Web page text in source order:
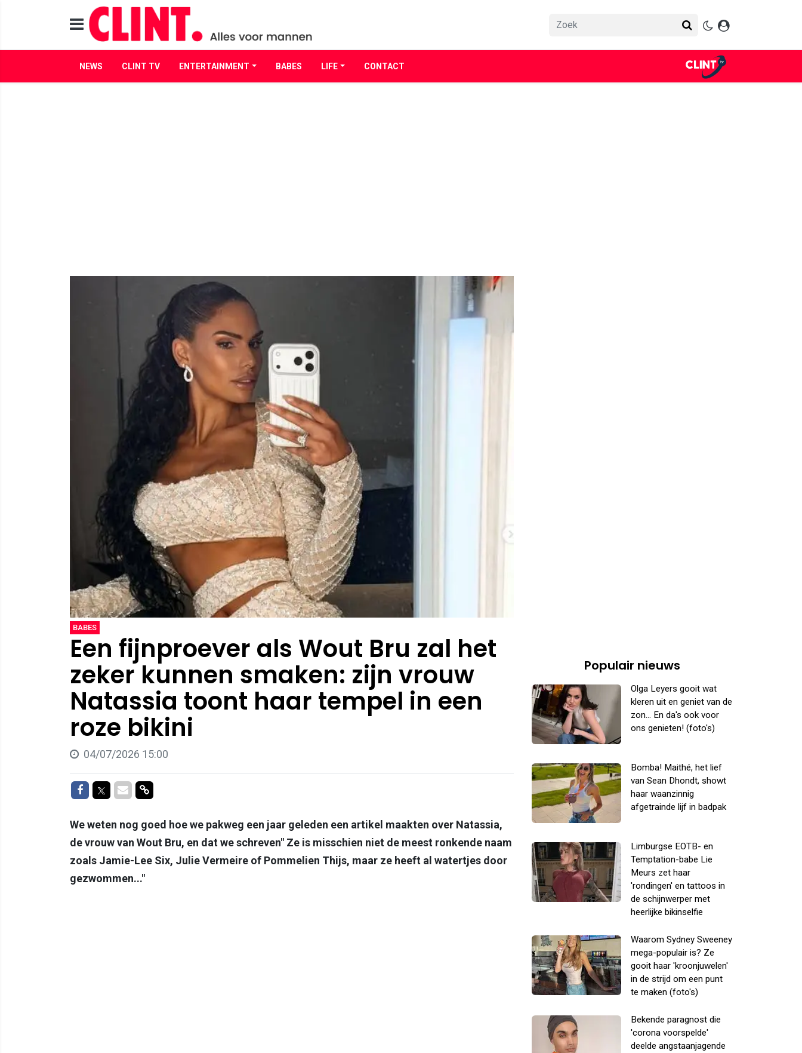
NEWS CLINT TV ENTERTAINMENT BABES LIFE CONTACT
BABES
Een fijnproever als Wout Bru zal het
zeker kunnen smaken: zijn vrouw
Natassia toont haar tempel in een
roze bikini
04/07/2026 15:00
Delen op Facebook
Delen op Twitter
Delen via Mail
Delen via link
We weten nog goed hoe we pakweg een jaar geleden een artikel maakten over Natassia,
de vrouw van Wout Bru, en dat we schreven" Ze is misschien niet de meest ronkende naam
zoals Jamie-Lee Six, Julie Vermeire of Pommelien Thijs, maar ze heeft al watertjes door
gezwommen..."
Populair nieuws
Olga Leyers gooit wat
kleren uit en geniet van de
zon... En da's ook voor
ons genieten! (foto's)
Bomba! Maithé, het lief
van Sean Dhondt, showt
haar waanzinnig
afgetrainde lijf in badpak
Limburgse EOTB- en
Temptation-babe Lie
Meurs zet haar
'rondingen' en tattoos in
de schijnwerper met
heerlijke bikinselfie
Waarom Sydney Sweeney
mega-populair is? Ze
gooit haar 'kroonjuwelen'
in de strijd om een punt
te maken (foto's)
Bekende paragnost die
'corona voorspelde'
deelde angstaanjagende